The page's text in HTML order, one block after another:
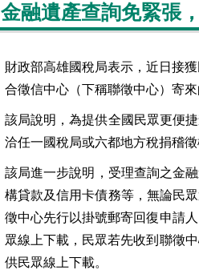
金融遺產查詢免緊張
財政部高雄國稅局表示，近日接
合徵信中心（下稱聯徵中心） 寄
該局說明，為提供全國民眾更便
洽任一國稅局或六都地方稅捐稽
該局進一步說明 ，受理查詢之金
構貸款及信用卡債務等，無論民
徵中心先行以掛號郵寄回復申請人
眾線上下載 ，民眾若先收到 聯徵
供民眾線上下載。